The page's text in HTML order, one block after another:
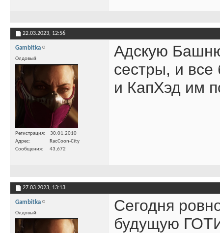
22.03.2023, 12:56
Gambitka
Олдовый
Регистрация
30.01.2010
Адрес
RacCoon-City
Сообщения
43,672
Адскую
сестры, и
и КапХэд им
27.03.2023, 13:13
Gambitka
Олдовый
Сегодня
будущую